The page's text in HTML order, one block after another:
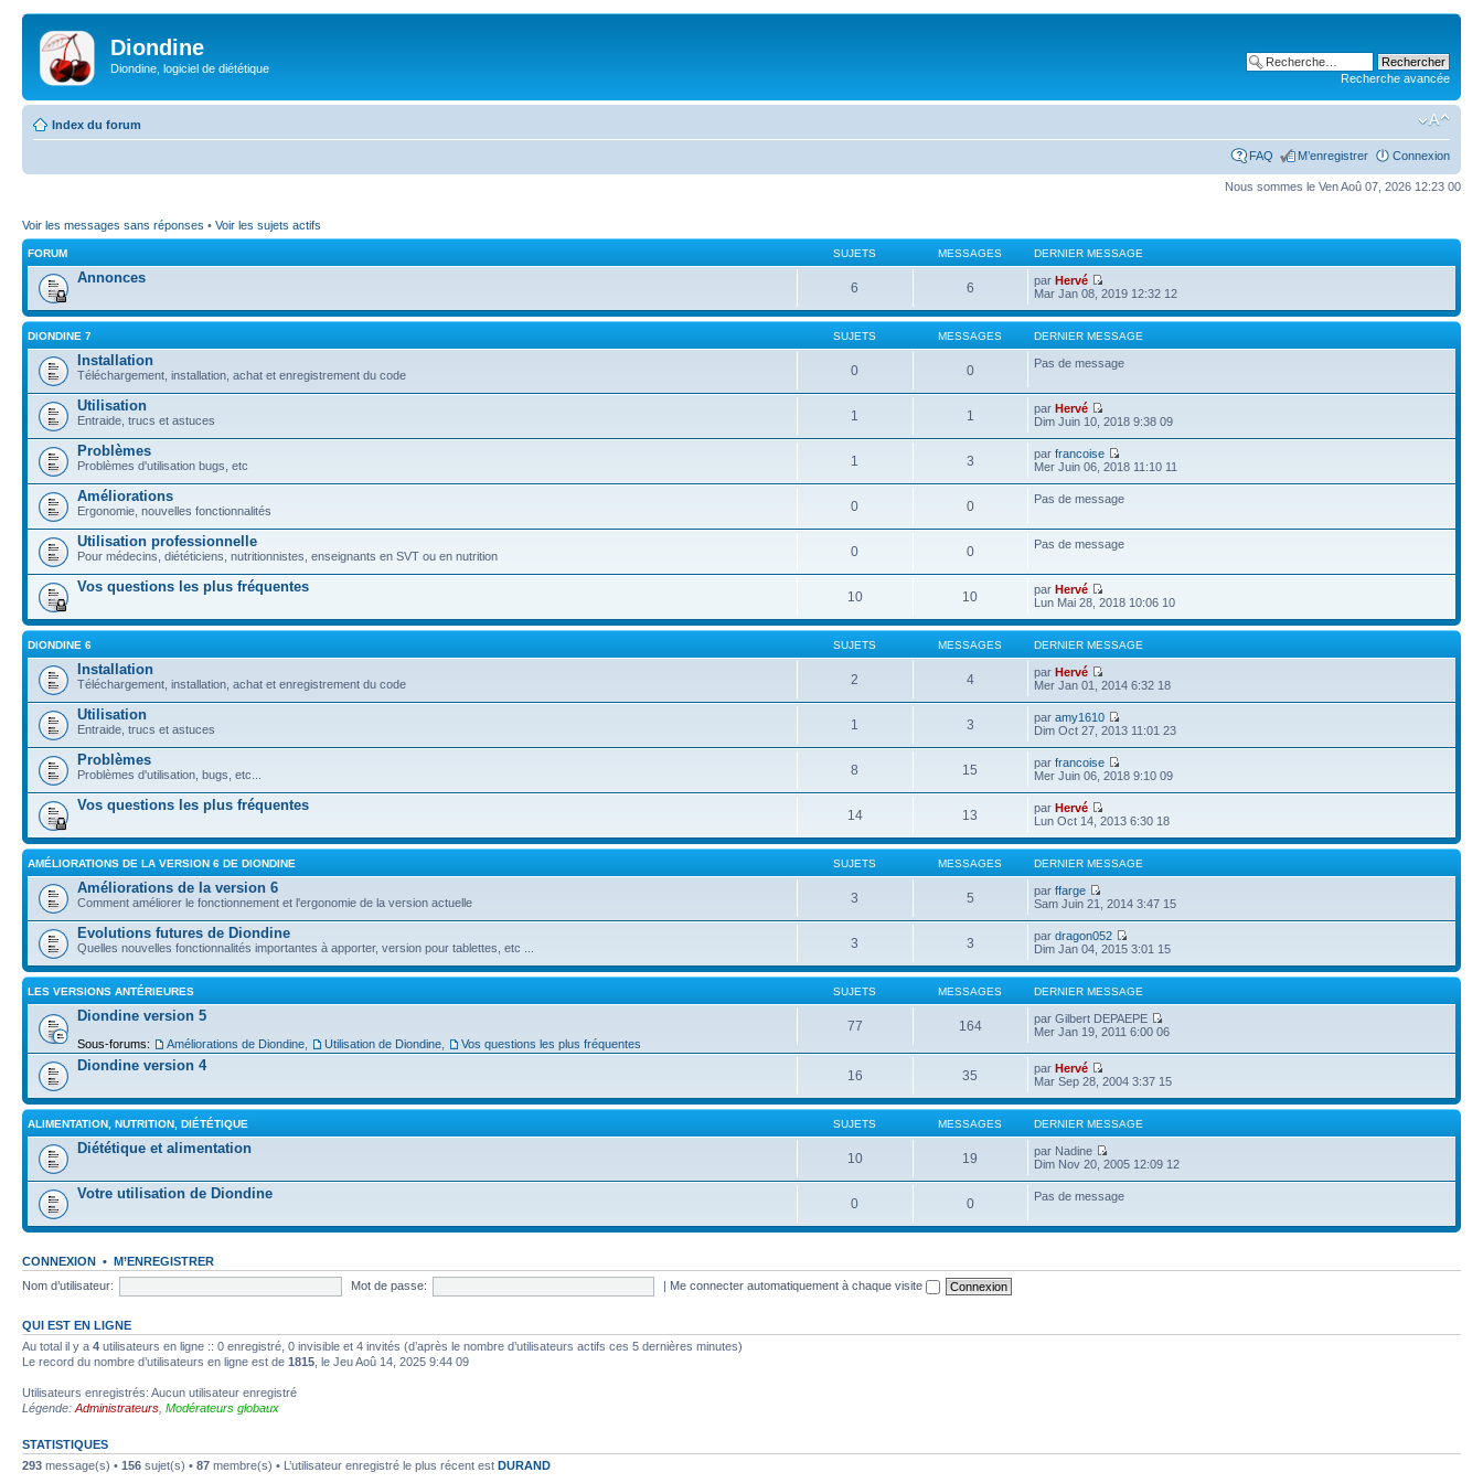
Diondine
Diondine, logiciel de diététique
Recherche avancée
Index du forum
FAQ M’enregistrer Connexion
Nous sommes le Ven Aoû 07, 2026 12:23 00
Voir les messages sans réponses • Voir les sujets actifs
FORUM SUJETS MESSAGES DERNIER MESSAGE
Annonces
6 6 parHervé
Mar Jan 08, 2019 12:32 12
DIONDINE 7 SUJETS MESSAGES DERNIER MESSAGE
Installation
Téléchargement, installation, achat et enregistrement du code 0 0 Pas de message
Utilisation
Entraide, trucs et astuces 1 1 parHervé
Dim Juin 10, 2018 9:38 09
Problèmes
Problèmes d'utilisation bugs, etc 1 3 parfrancoise
Mer Juin 06, 2018 11:10 11
Améliorations
Ergonomie, nouvelles fonctionnalités 0 0 Pas de message
Utilisation professionnelle
Pour médecins, diététiciens, nutritionnistes, enseignants en SVT ou en nutrition 0 0 Pas de message
Vos questions les plus fréquentes
10 10 parHervé
Lun Mai 28, 2018 10:06 10
DIONDINE 6 SUJETS MESSAGES DERNIER MESSAGE
Installation
Téléchargement, installation, achat et enregistrement du code 2 4 parHervé
Mer Jan 01, 2014 6:32 18
Utilisation
Entraide, trucs et astuces 1 3 paramy1610
Dim Oct 27, 2013 11:01 23
Problèmes
Problèmes d'utilisation, bugs, etc... 8 15 parfrancoise
Mer Juin 06, 2018 9:10 09
Vos questions les plus fréquentes
14 13 parHervé
Lun Oct 14, 2013 6:30 18
AMÉLIORATIONS DE LA VERSION 6 DE DIONDINE SUJETS MESSAGES DERNIER MESSAGE
Améliorations de la version 6
Comment améliorer le fonctionnement et l'ergonomie de la version actuelle 3 5 parffarge
Sam Juin 21, 2014 3:47 15
Evolutions futures de Diondine
Quelles nouvelles fonctionnalités importantes à apporter, version pour tablettes, etc ... 3 3 pardragon052
Dim Jan 04, 2015 3:01 15
LES VERSIONS ANTÉRIEURES SUJETS MESSAGES DERNIER MESSAGE
Diondine version 5
Sous-forums: Améliorations de Diondine Utilisation de Diondine Vos questions les plus fréquentes
77 164
par Gilbert DEPAEPE
Mer Jan 19, 2011 6:00 06
Diondine version 4
16 35 parHervé
Mar Sep 28, 2004 3:37 15
ALIMENTATION, NUTRITION, DIÉTÉTIQUE SUJETS MESSAGES DERNIER MESSAGE
Diététique et alimentation
10 19
par Nadine
Dim Nov 20, 2005 12:09 12
Votre utilisation de Diondine
0 0 Pas de message
CONNEXION • M’ENREGISTRER
Nom d’utilisateur:
Mot de passe: | Me connecter automatiquement à chaque visite
QUI EST EN LIGNE
Au total il y a 4 utilisateurs en ligne :: 0 enregistré, 0 invisible et 4 invités (d’après le nombre d’utilisateurs actifs ces 5 dernières minutes)
Le record du nombre d’utilisateurs en ligne est de 1815 , le Jeu Aoû 14, 2025 9:44 09
Utilisateurs enregistrés: Aucun utilisateur enregistré
Légende: Administrateurs Modérateurs globaux
STATISTIQUES
293 message(s) • 156 sujet(s) • 87 membre(s) • L’utilisateur enregistré le plus récent est DURAND